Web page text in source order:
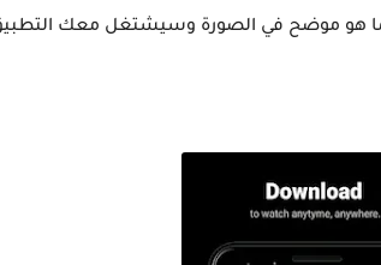
هو موضح في الصورة وسيشتغل معك